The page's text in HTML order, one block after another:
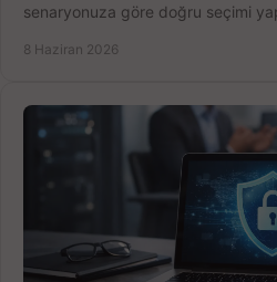
senaryonuza göre doğru seçimi
8 Haziran 2026